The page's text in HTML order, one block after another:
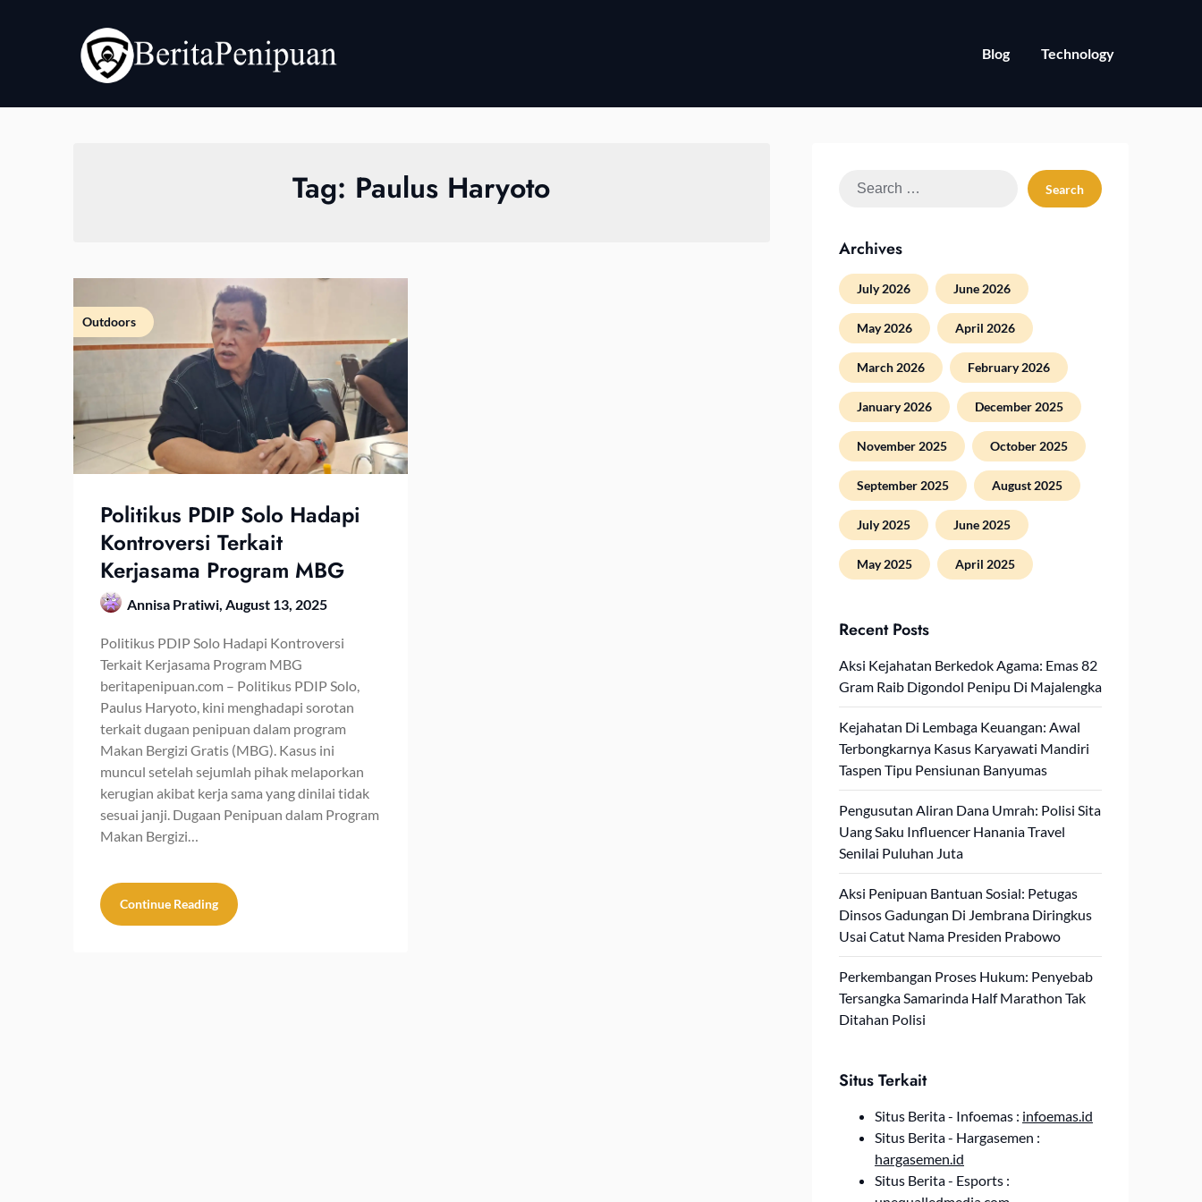
Blog Technology
Tag: Paulus Haryoto
Outdoors
Politikus PDIP Solo Hadapi
Kontroversi Terkait
Kerjasama Program MBG
Annisa Pratiwi, August 13, 2025
Politikus PDIP Solo Hadapi Kontroversi
Terkait Kerjasama Program MBG
beritapenipuan.com – Politikus PDIP Solo,
Paulus Haryoto, kini menghadapi sorotan
terkait dugaan penipuan dalam program
Makan Bergizi Gratis (MBG). Kasus ini
muncul setelah sejumlah pihak melaporkan
kerugian akibat kerja sama yang dinilai tidak
sesuai janji. Dugaan Penipuan dalam Program
Makan Bergizi…
Continue Reading
Search
Archives
July 2026 June 2026
May 2026 April 2026
March 2026 February 2026
January 2026 December 2025
November 2025 October 2025
September 2025 August 2025
July 2025 June 2025
May 2025 April 2025
Recent Posts
Aksi Kejahatan Berkedok Agama: Emas 82
Gram Raib Digondol Penipu Di Majalengka
Kejahatan Di Lembaga Keuangan: Awal
Terbongkarnya Kasus Karyawati Mandiri
Taspen Tipu Pensiunan Banyumas
Pengusutan Aliran Dana Umrah: Polisi Sita
Uang Saku Influencer Hanania Travel
Senilai Puluhan Juta
Aksi Penipuan Bantuan Sosial: Petugas
Dinsos Gadungan Di Jembrana Diringkus
Usai Catut Nama Presiden Prabowo
Perkembangan Proses Hukum: Penyebab
Tersangka Samarinda Half Marathon Tak
Ditahan Polisi
Situs Terkait
Situs Berita - Infoemas : infoemas.id
Situs Berita - Hargasemen :
hargasemen.id
Situs Berita - Esports :